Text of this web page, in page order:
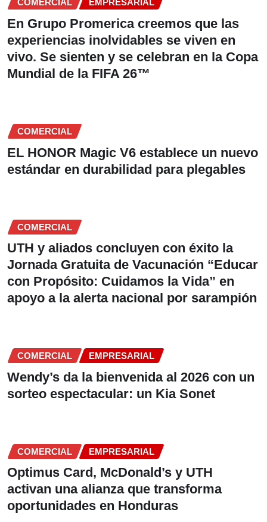
COMERCIAL EMPRESARIAL
En Grupo Promerica creemos que las
experiencias inolvidables se viven en
vivo. Se sienten y se celebran en la Copa
Mundial de la FIFA 26™
COMERCIAL
EL HONOR Magic V6 establece un nuevo
estándar en durabilidad para plegables
COMERCIAL
UTH y aliados concluyen con éxito la
Jornada Gratuita de Vacunación “Educar
con Propósito: Cuidamos la Vida” en
apoyo a la alerta nacional por sarampión
COMERCIAL EMPRESARIAL
Wendy’s da la bienvenida al 2026 con un
sorteo espectacular: un Kia Sonet
COMERCIAL EMPRESARIAL
Optimus Card, McDonald’s y UTH
activan una alianza que transforma
oportunidades en Honduras